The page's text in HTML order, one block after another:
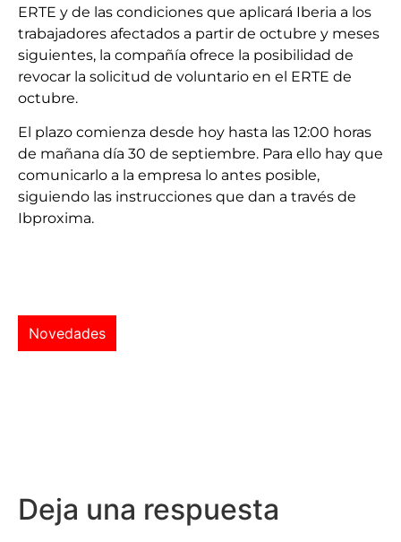
ERTE y de las condiciones que aplicará Iberia a los
trabajadores afectados a partir de octubre y meses
siguientes, la compañía ofrece la posibilidad de
revocar la solicitud de voluntario en el ERTE de
octubre.
El plazo comienza desde hoy hasta las 12:00 horas
de mañana día 30 de septiembre. Para ello hay que
comunicarlo a la empresa lo antes posible,
siguiendo las instrucciones que dan a través de
Ibproxima.
Novedades
Deja una respuesta